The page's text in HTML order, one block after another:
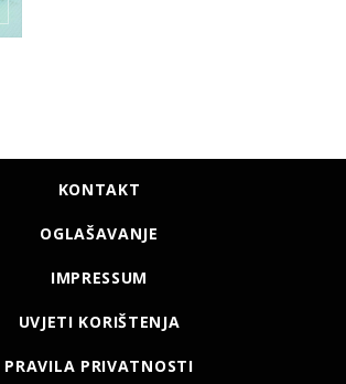
KONTAKT
OGLAŠAVANJE
IMPRESSUM
UVJETI KORIŠTENJA
PRAVILA PRIVATNOSTI